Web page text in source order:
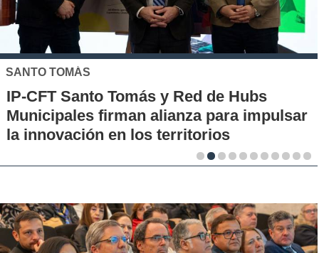
SANTO TOMÁS
IP-CFT Santo Tomás y Red de Hubs
Municipales firman alianza para impulsar
la innovación en los territorios